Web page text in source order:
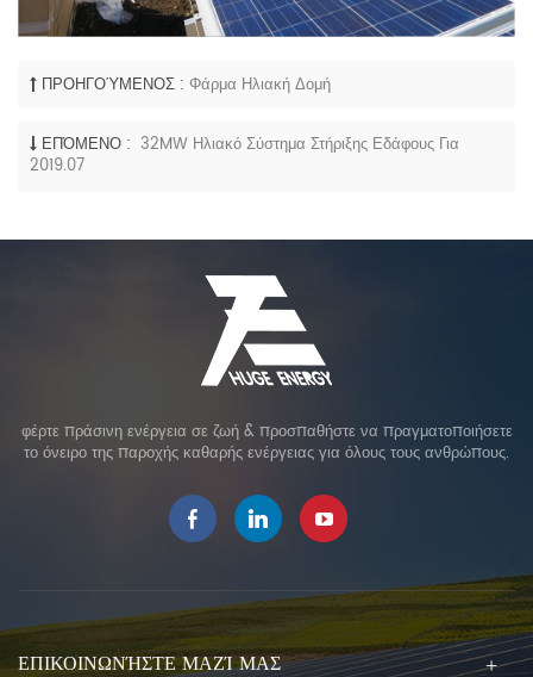
ΠΡΟΗΓΟΎΜΕΝΟΣ : Φάρμα Ηλιακή Δομή
ΕΠΌΜΕΝΟ : 32MW Ηλιακό Σύστημα Στήριξης Εδάφους Για
2019.07
φέρτε πράσινη ενέργεια σε ζωή & προσπαθήστε να πραγματοποιήσετε
το όνειρο της παροχής καθαρής ενέργειας για όλους τους ανθρώπους.
ΕΠΙΚΟΙΝΩΝΉΣΤΕ ΜΑΖΊ ΜΑΣ